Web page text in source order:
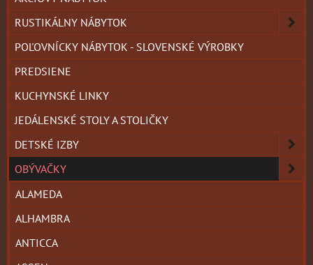
RUSTIKÁLNY NÁBYTOK
POĽOVNÍCKY NÁBYTOK - SLOVENSKÉ VÝROBKY
PREDSIENE
KUCHYNSKÉ LINKY
JEDÁLENSKÉ STOLY A STOLIČKY
DETSKÉ IZBY
OBÝVAČKY
ALAMEDA
ALHAMBRA
ANTICCA